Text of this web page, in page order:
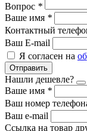
Вопрос *
Ваше имя *
Контактный
Ваш E-mail
Я согласен на
Отправить
Нашли дешевле?
Ваше имя *
Ваш номер
Ваш e-mail
Ссылка на товар